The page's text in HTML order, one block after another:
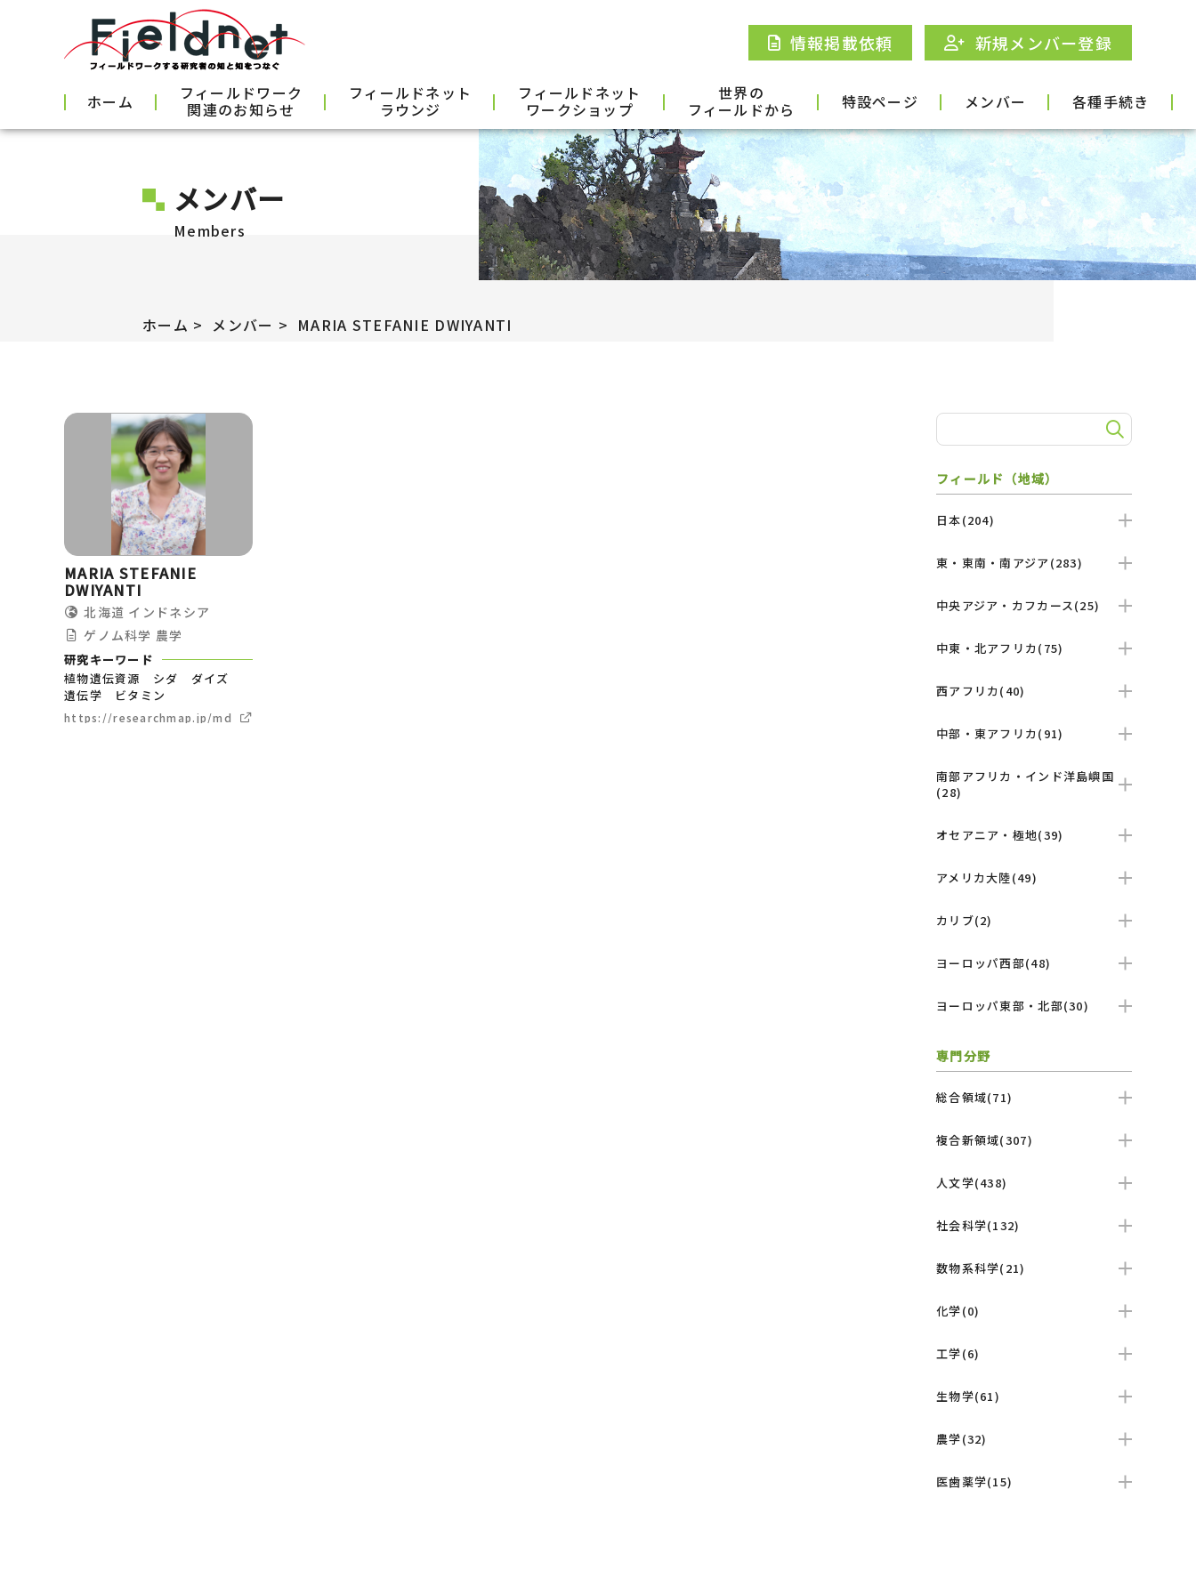
情報掲載依頼 新規メンバー登録
ホーム フィールドワーク
関連のお知らせ
フィールドネット
ラウンジ
フィールドネット
ワークショップ
世界の
フィールドから 特設ページ メンバー 各種手続き
メンバー
Members
ホーム メンバー MARIA STEFANIE DWIYANTI
MARIA STEFANIE
DWIYANTI
北海道 インドネシア
ゲノム科学 農学
研究キーワード
植物遺伝資源 シダ ダイズ
遺伝学 ビタミン
https://researchmap.jp/mdwiyanti
フィールド（地域）
日本(204)
東・東南・南アジア(283)
中央アジア・カフカース(25)
中東・北アフリカ(75)
西アフリカ(40)
中部・東アフリカ(91)
南部アフリカ・インド洋島嶼国
(28)
オセアニア・極地(39)
アメリカ大陸(49)
カリブ(2)
ヨーロッパ西部(48)
ヨーロッパ東部・北部(30)
専門分野
総合領域(71)
複合新領域(307)
人文学(438)
社会科学(132)
数物系科学(21)
化学(0)
工学(6)
生物学(61)
農学(32)
医歯薬学(15)